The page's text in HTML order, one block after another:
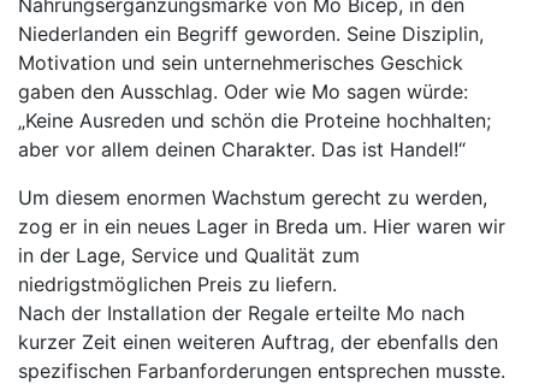
Nahrungsergänzungsmarke von Mo Bicep, in den
Niederlanden ein Begriff geworden. Seine Disziplin,
Motivation und sein unternehmerisches Geschick
gaben den Ausschlag. Oder wie Mo sagen würde:
„Keine Ausreden und schön die Proteine hochhalten;
aber vor allem deinen Charakter. Das ist Handel!“
Um diesem enormen Wachstum gerecht zu werden,
zog er in ein neues Lager in Breda um. Hier waren wir
in der Lage, Service und Qualität zum
niedrigstmöglichen Preis zu liefern.
Nach der Installation der Regale erteilte Mo nach
kurzer Zeit einen weiteren Auftrag, der ebenfalls den
spezifischen Farbanforderungen entsprechen musste.